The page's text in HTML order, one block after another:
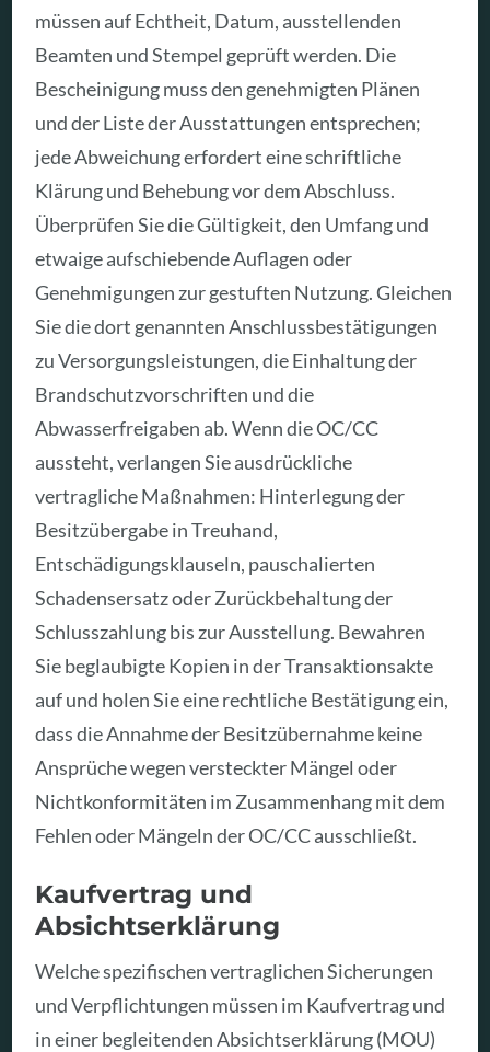
müssen auf Echtheit, Datum, ausstellenden
Beamten und Stempel geprüft werden. Die
Bescheinigung muss den genehmigten Plänen
und der Liste der Ausstattungen entsprechen;
jede Abweichung erfordert eine schriftliche
Klärung und Behebung vor dem Abschluss.
Überprüfen Sie die Gültigkeit, den Umfang und
etwaige aufschiebende Auflagen oder
Genehmigungen zur gestuften Nutzung. Gleichen
Sie die dort genannten Anschlussbestätigungen
zu Versorgungsleistungen, die Einhaltung der
Brandschutzvorschriften und die
Abwasserfreigaben ab. Wenn die OC/CC
aussteht, verlangen Sie ausdrückliche
vertragliche Maßnahmen: Hinterlegung der
Besitzübergabe in Treuhand,
Entschädigungsklauseln, pauschalierten
Schadensersatz oder Zurückbehaltung der
Schlusszahlung bis zur Ausstellung. Bewahren
Sie beglaubigte Kopien in der Transaktionsakte
auf und holen Sie eine rechtliche Bestätigung ein,
dass die Annahme der Besitzübernahme keine
Ansprüche wegen versteckter Mängel oder
Nichtkonformitäten im Zusammenhang mit dem
Fehlen oder Mängeln der OC/CC ausschließt.
Kaufvertrag und
Absichtserklärung
Welche spezifischen vertraglichen Sicherungen
und Verpflichtungen müssen im Kaufvertrag und
in einer begleitenden Absichtserklärung (MOU)